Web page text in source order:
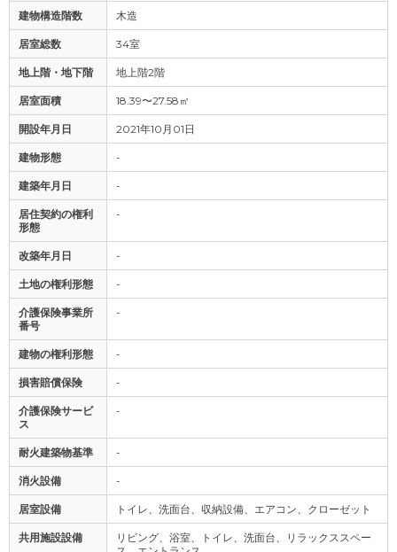
建物構造階数 木造
居室総数 34室
地上階・地下階 地上階2階
居室面積 18.39〜27.58㎡
開設年月日 2021年10月01日
建物形態 -
建築年月日 -
居住契約の権利
形態
-
改築年月日 -
土地の権利形態 -
介護保険事業所
番号
-
建物の権利形態 -
損害賠償保険 -
介護保険サービ
ス
-
耐火建築物基準 -
消火設備 -
居室設備 トイレ、洗面台、収納設備、エアコン、クローゼット
共用施設設備
リビング、浴室、トイレ、洗面台、リラックススペー